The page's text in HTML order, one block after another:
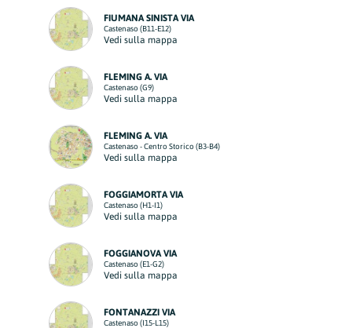
FIUMANA SINISTA VIA
Castenaso (B11-E12)
Vedi sulla mappa
FLEMING A. VIA
Castenaso (G9)
Vedi sulla mappa
FLEMING A. VIA
Castenaso - Centro Storico (B3-B4)
Vedi sulla mappa
FOGGIAMORTA VIA
Castenaso (H1-I1)
Vedi sulla mappa
FOGGIANOVA VIA
Castenaso (E1-G2)
Vedi sulla mappa
FONTANAZZI VIA
Castenaso (I15-L15)